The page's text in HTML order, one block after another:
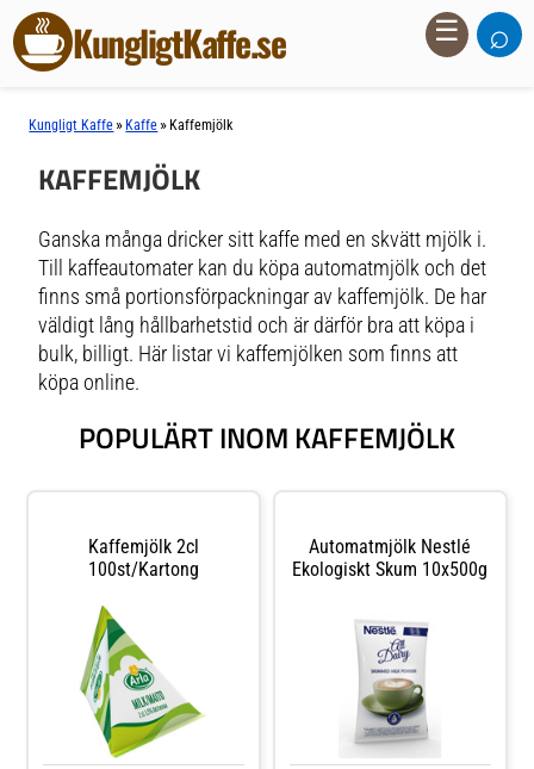
KungligtKaffe.se ☰ ⌕
Kungligt Kaffe » Kaffe » Kaffemjölk
KAFFEMJÖLK
Ganska många dricker sitt kaffe med en skvätt mjölk i.
Till kaffeautomater kan du köpa automatmjölk och det
finns små portionsförpackningar av kaffemjölk. De har
väldigt lång hållbarhetstid och är därför bra att köpa i
bulk, billigt. Här listar vi kaffemjölken som finns att
köpa online.
POPULÄRT INOM KAFFEMJÖLK
Kaffemjölk 2cl
100st/kartong
Automatmjölk Nestlé
Ekologiskt Skum 10x500g